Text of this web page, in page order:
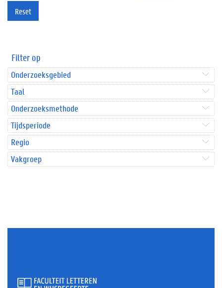
Reset
Filter op
Onderzoeksgebied
Taal
Onderzoeksmethode
Tijdsperiode
Regio
Vakgroep